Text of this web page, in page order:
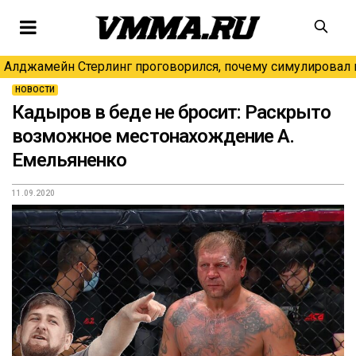
Алджамейн Стерлинг проговорился, почему симулировал
НОВОСТИ
Кадыров в беде не бросит: Раскрыто
возможное местонахождение А.
Емельяненко
11.09.2020